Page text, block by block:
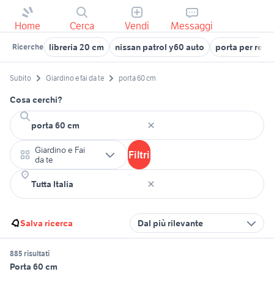
Home Cerca Vendi Messaggi
Ricerche libreria 20 cm nissan patrol y60 auto porta per
Subito Giardino e fai da te porta 60 cm
Cosa cerchi?
Giardino e Fai
da te
Filtri
Salva ricerca Dal più rilevante
885 risultati
Porta 60 cm